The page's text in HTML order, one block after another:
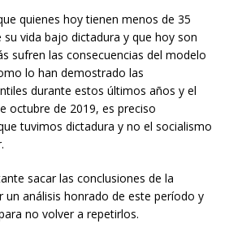
quienes hoy tienen menos de 35
vida bajo dictadura y que hoy son
sufren las consecuencias del modelo
lo han demostrado las
durante estos últimos años y el
octubre de 2019, es preciso
tuvimos dictadura y no el socialismo
sacar las conclusiones de la
un análisis honrado de este período y
no volver a repetirlos.